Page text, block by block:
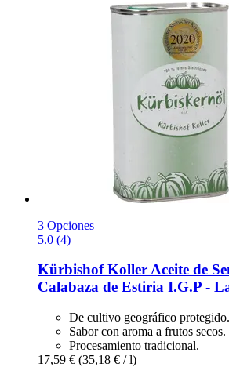
3 Opciones
5.0 (4)
Kürbishof KollerAceite de
Calabaza de Estiria I.G.P -​
De cultivo geográfico protegido.
Sabor con aroma a frutos secos.
Procesamiento tradicional.
17,59 € (35,18 € / l)